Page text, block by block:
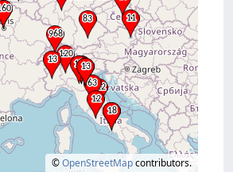
©OpenStreetMapcontributors.